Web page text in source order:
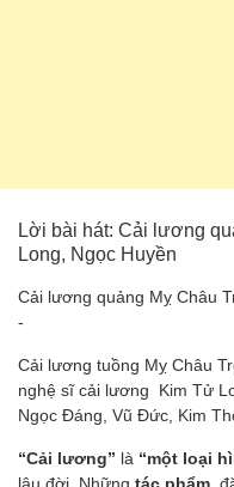
Lời bài hát: Cải lương
Long, Ngọc Huyền
Cải lương quảng Mỵ Châu
-
Cải lương tuồng Mỵ Châu
nghệ sĩ cải lương Kim Tử
Ngọc Đáng, Vũ Đức, Kim
“Cải lương” là “một loại